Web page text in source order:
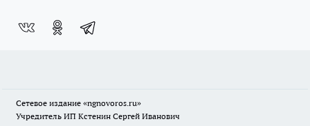
Сетевое издание «ngnovoros.ru»
Учредитель ИП Кстенин Сергей Иванович